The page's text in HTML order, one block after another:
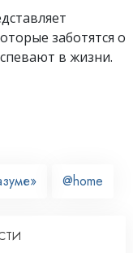
заботятся о
в жизни.
@home